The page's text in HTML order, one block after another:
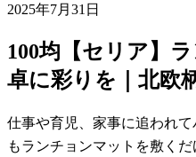
2025年7月31日
100均【セリア】
卓に彩りを｜北欧
仕事や育児、家事に追われ
もランチョンマットを敷く